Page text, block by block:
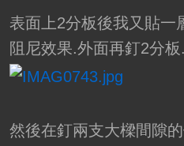
表面上2分板後我又貼一
阻尼效果.外面再釘2分板.
然後在釘兩支大樑間隙